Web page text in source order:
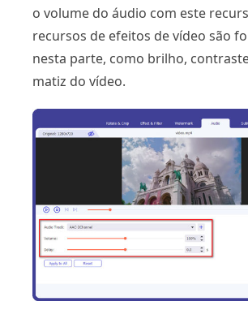
o volume do áudio com este
recursos de efeitos de vídeo são
nesta parte, como brilho,
matiz do vídeo.